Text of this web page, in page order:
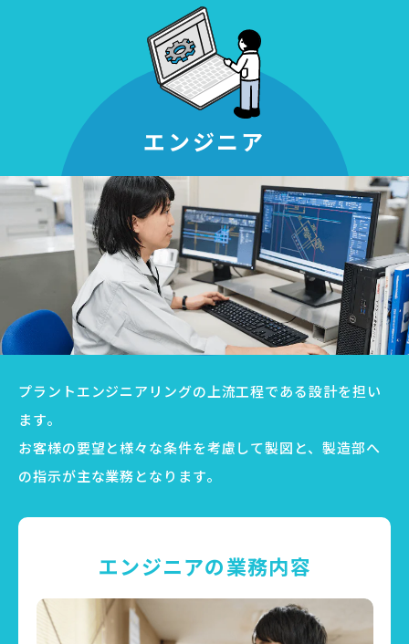
エンジニア
プラントエンジニアリングの上流工程である設計を担い
ます。
お客様の要望と様々な条件を考慮して製図と、製造部へ
の指示が主な業務となります。
エンジニアの業務内容